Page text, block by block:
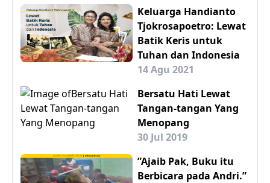
Keluarga Handianto
Tjokrosapoetro: Lewat
Batik Keris untuk
Tuhan dan Indonesia
14 Agu 2021
Bersatu Hati Lewat
Tangan-tangan Yang
Menopang
30 Jul 2019
”Ajaib Pak, Buku itu
Berbicara pada Andri.”